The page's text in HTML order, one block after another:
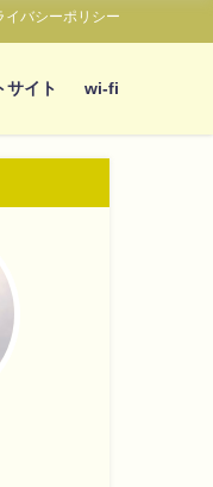
イバシーポリシー
サイト wi-fi